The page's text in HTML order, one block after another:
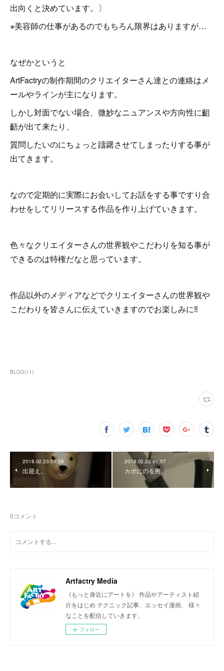
出向くと決めています。〕
※美容師の仕事があるのでもちろん限界はありますが…
なぜかというと
ArtFactryの制作期間のクリエイターさん達との連絡はメ
ールやラインが主になります。
しかし対面でない場合、微妙なニュアンスや方向性に齟
齬が出て来たり、
質問したいのにちょっと躊躇させてしまったりする事が
出てきます。
なので定期的に実際にお会いしてお話をする事ですり合
わせをしてリリースする作品を作り上げていきます。
色々なクリエイターさんの世界観やこだわりを知る事が
できるのは特権だなと思っています。
作品以外のメディアなどでクリエイターさんの世界観や
こだわりを皆さんに伝えていきますのでお楽しみに‼︎
BLOG(11)
2018.02.23 01:58
出迎え。
2018.02.22 01:07
カポにのる男。
0コメント
Artfactry Media
《もっと身近にアートを》 作品やアーティスト紹
介をはじめ テクニック記事、エッセイ漫画、 様々
なことを配信していきます。
フォロー